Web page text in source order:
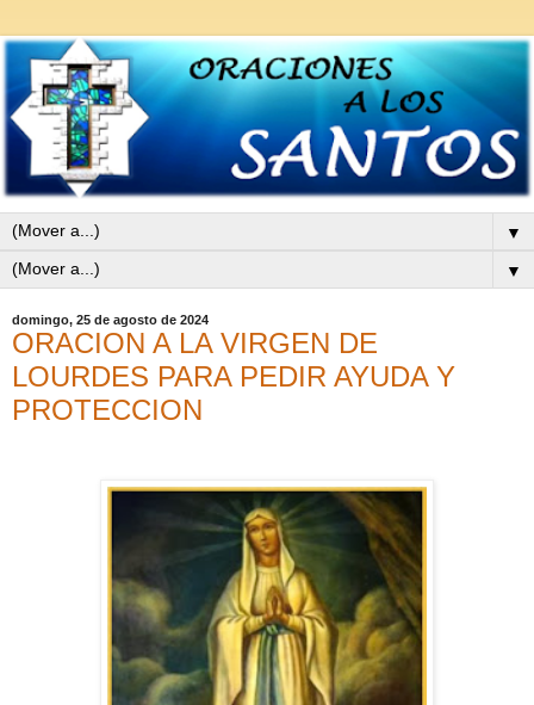
▼
▼
domingo, 25 de agosto de 2024
ORACION A LA VIRGEN DE
LOURDES PARA PEDIR AYUDA Y
PROTECCION